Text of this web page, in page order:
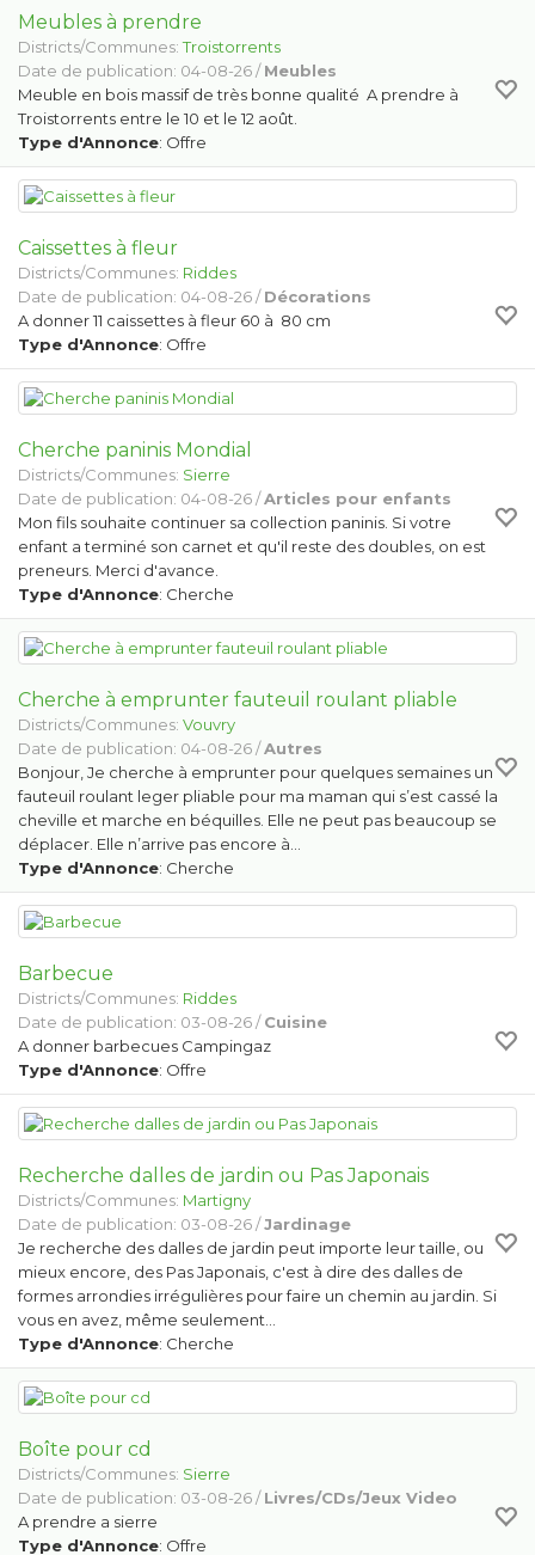
Meubles à prendre
Districts/Communes:Troistorrents
Date de publication: 04-08-26 /Meubles
Meuble en bois massif de très bonne qualité A prendre à
Troistorrents entre le 10 et le 12 août.
Type d'Annonce: Offre
Caissettes à fleur
Districts/Communes: Riddes
Date de publication: 04-08-26 /Décorations
A donner 11 caissettes à fleur 60 à 80 cm
Type d'Annonce: Offre
Cherche paninis Mondial
Districts/Communes: Sierre
Date de publication: 04-08-26 /Articles pour enfants
Mon fils souhaite continuer sa collection paninis. Si votre
enfant a terminé son carnet et qu'il reste des doubles, on est
preneurs. Merci d'avance.
Type d'Annonce: Cherche
Cherche à emprunter fauteuil roulant pliable
Districts/Communes: Vouvry
Date de publication: 04-08-26 /Autres
Bonjour, Je cherche à emprunter pour quelques semaines un
fauteuil roulant leger pliable pour ma maman qui s’est cassé la
cheville et marche en béquilles. Elle ne peut pas beaucoup se
déplacer. Elle n’arrive pas encore à…
Type d'Annonce: Cherche
Barbecue
Districts/Communes: Riddes
Date de publication: 03-08-26 /Cuisine
A donner barbecues Campingaz
Type d'Annonce: Offre
Recherche dalles de jardin ou Pas Japonais
Districts/Communes: Martigny
Date de publication: 03-08-26 /Jardinage
Je recherche des dalles de jardin peut importe leur taille, ou
mieux encore, des Pas Japonais, c'est à dire des dalles de
formes arrondies irrégulières pour faire un chemin au jardin. Si
vous en avez, même seulement…
Type d'Annonce: Cherche
Boîte pour cd
Districts/Communes: Sierre
Date de publication: 03-08-26 /Livres/CDs/Jeux Video
A prendre a sierre
Type d'Annonce: Offre